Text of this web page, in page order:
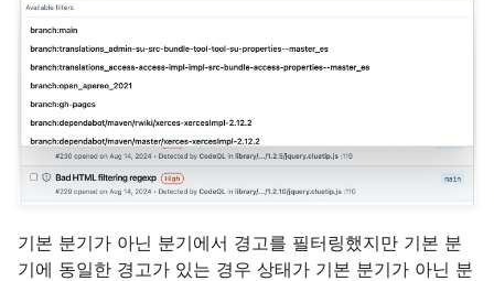
기본 분기가 아닌 분기에서 경고를 필터링했지만 기본 분
기에 동일한 경고가 있는 경우 상태가 기본 분기가 아닌 분